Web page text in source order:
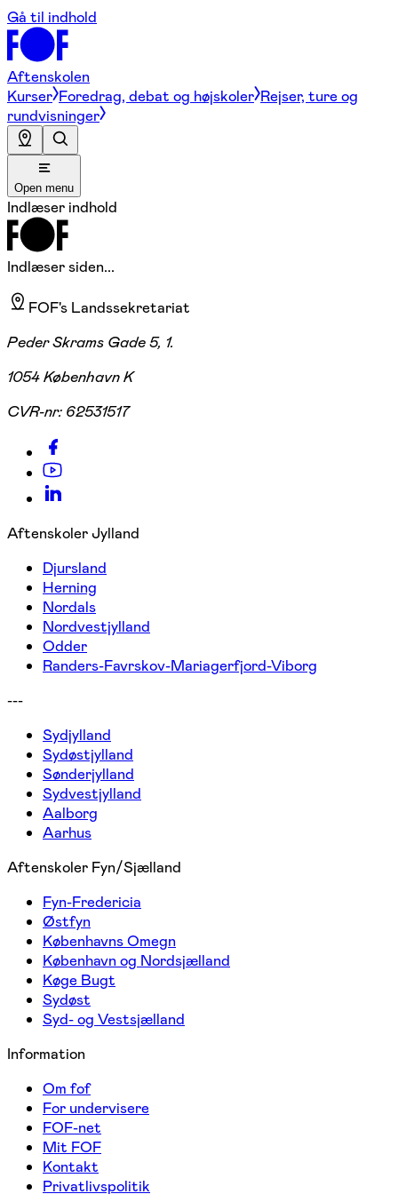
Gå til indhold
Aftenskolen
Kurser Foredrag, debat og højskoler Rejser, ture og
rundvisninger
Open menu
Indlæser indhold
Indlæser siden...
FOF's Landssekretariat
Peder Skrams Gade 5, 1.
1054 København K
CVR-nr: 62531517
Aftenskoler Jylland
Djursland
Herning
Nordals
Nordvestjylland
Odder
Randers-Favrskov-Mariagerfjord-Viborg
---
Sydjylland
Sydøstjylland
Sønderjylland
Sydvestjylland
Aalborg
Aarhus
Aftenskoler Fyn/Sjælland
Fyn-Fredericia
Østfyn
Københavns Omegn
København og Nordsjælland
Køge Bugt
Sydøst
Syd- og Vestsjælland
Information
Om fof
For undervisere
FOF-net
Mit FOF
Kontakt
Privatlivspolitik